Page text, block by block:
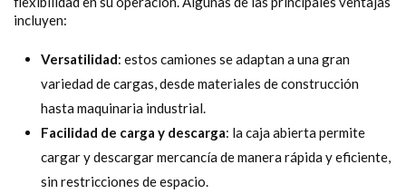
incluyen:
Versatilidad: estos camiones se adaptan a una gran
variedad de cargas, desde materiales de construcción
hasta maquinaria industrial.
Facilidad de carga y descarga: la caja abierta permite
cargar y descargar mercancía de manera rápida y eficiente,
sin restricciones de espacio.